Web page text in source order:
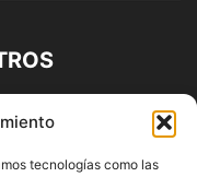
tecnologías como las
Propiedad de
71 95 | Noticias de
y Provincia|